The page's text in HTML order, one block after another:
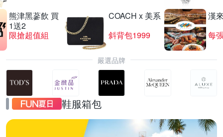
熊津黑蔘飲 買
1送2
限搶超值組
COACH x 美系
斜背包1999
漢
每
嚴選品牌
鞋服箱包